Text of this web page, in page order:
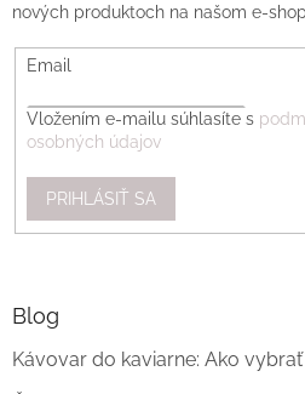
nových produktoch na našom e-
Email
Vložením e-mailu súhlasíte s
osobných údajov
PRIHLÁSIŤ SA
Blog
Kávovar do kaviarne: Ako